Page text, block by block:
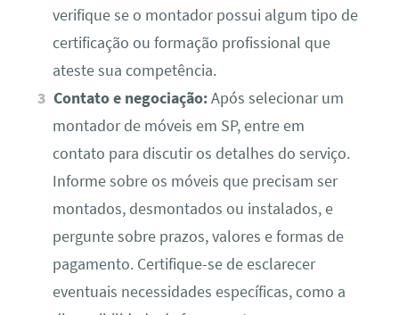
verifique se o montador possui algum tipo de
certificação ou formação profissional que
ateste sua competência.
Contato e negociação:Após selecionar um
montador de móveis em SP, entre em
contato para discutir os detalhes do serviço.
Informe sobre os móveis que precisam ser
montados, desmontados ou instalados, e
pergunte sobre prazos, valores e formas de
pagamento. Certifique-se de esclarecer
eventuais necessidades específicas, como a